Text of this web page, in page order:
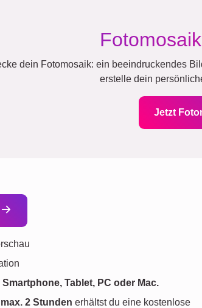
dein Fotomosaik: ein beeindruckendes
erstelle dein
Jetzt
Smartphone, Tablet, PC oder Mac.
2 Stunden erhältst du eine kostenlose